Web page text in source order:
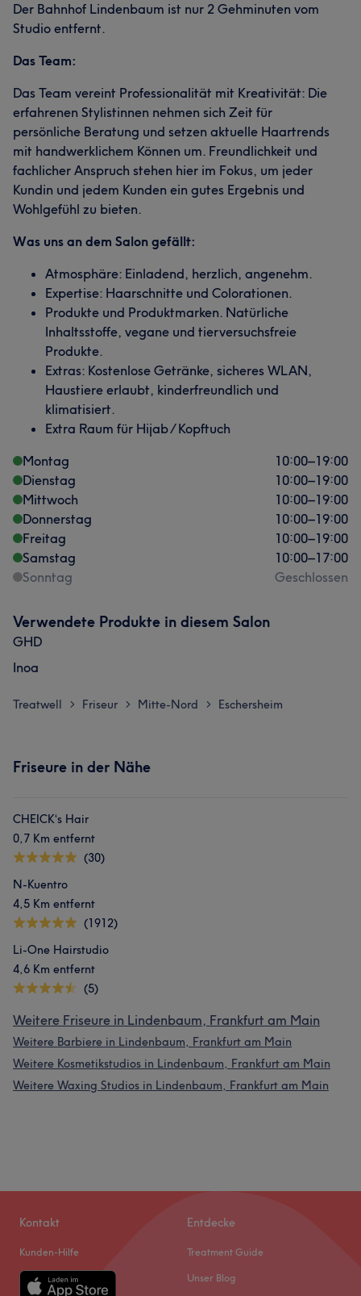
Der Bahnhof Lindenbaum ist nur 2 Gehminuten vom
Studio entfernt.
Das Team:
Das Team vereint Professionalität mit Kreativität: Die
erfahrenen Stylistinnen nehmen sich Zeit für
persönliche Beratung und setzen aktuelle Haartrends
mit handwerklichem Können um. Freundlichkeit und
fachlicher Anspruch stehen hier im Fokus, um jeder
Kundin und jedem Kunden ein gutes Ergebnis und
Wohlgefühl zu bieten.
Was uns an dem Salon gefällt:
Atmosphäre: Einladend, herzlich, angenehm.
Expertise: Haarschnitte und Colorationen.
Produkte und Produktmarken. Natürliche
Inhaltsstoffe, vegane und tierversuchsfreie
Produkte.
Extras: Kostenlose Getränke, sicheres WLAN,
Haustiere erlaubt, kinderfreundlich und
klimatisiert.
Extra Raum für Hijab / Kopftuch
Montag
10:00–19:00
Dienstag
10:00–19:00
Mittwoch
10:00–19:00
Donnerstag
10:00–19:00
Freitag
10:00–19:00
Samstag
10:00–17:00
Sonntag
Geschlossen
Verwendete Produkte in diesem Salon
GHD
Inoa
Treatwell > Friseur > Mitte-Nord > Eschersheim
Friseure in der Nähe
CHEICK‘s Hair
0,7 Km entfernt
(30)
N-Kuentro
4,5 Km entfernt
(1912)
Li-One Hairstudio
4,6 Km entfernt
(5)
Weitere Friseure in Lindenbaum, Frankfurt am Main
Weitere Barbiere in Lindenbaum, Frankfurt am Main
Weitere Kosmetikstudios in Lindenbaum, Frankfurt am Main
Weitere Waxing Studios in Lindenbaum, Frankfurt am Main
Kontakt
Kunden-Hilfe
Entdecke
Treatment Guide
Unser Blog